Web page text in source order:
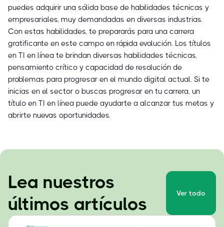
puedes adquirir una sólida base de habilidades técnicas y
empresariales, muy demandadas en diversas industrias.
Con estas habilidades, te prepararás para una carrera
gratificante en este campo en rápida evolución. Los títulos
en TI en línea te brindan diversas habilidades técnicas,
pensamiento crítico y capacidad de resolución de
problemas para progresar en el mundo digital actual. Si te
inicias en el sector o buscas progresar en tu carrera, un
título en TI en línea puede ayudarte a alcanzar tus metas y
abrirte nuevas oportunidades.
Lea nuestros
últimos artículos
Ver todo